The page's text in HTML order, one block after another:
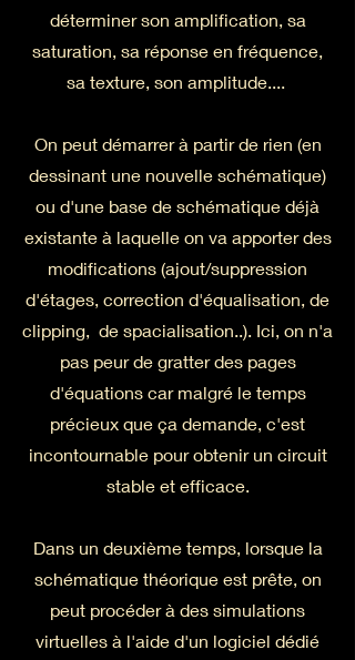
déterminer son amplification, sa
saturation, sa réponse en fréquence,
sa texture, son amplitude....
On peut démarrer à partir de rien (en
dessinant une nouvelle schématique)
ou d'une base de schématique déjà
existante à laquelle on va apporter des
modifications (ajout/suppression
d'étages, correction d'équalisation, de
clipping, de spacialisation..). Ici, on n'a
pas peur de gratter des pages
d'équations car malgré le temps
précieux que ça demande, c'est
incontournable pour obtenir un circuit
stable et efficace.
Dans un deuxième temps, lorsque la
schématique théorique est prête, on
peut procéder à des simulations
virtuelles à l'aide d'un logiciel dédié